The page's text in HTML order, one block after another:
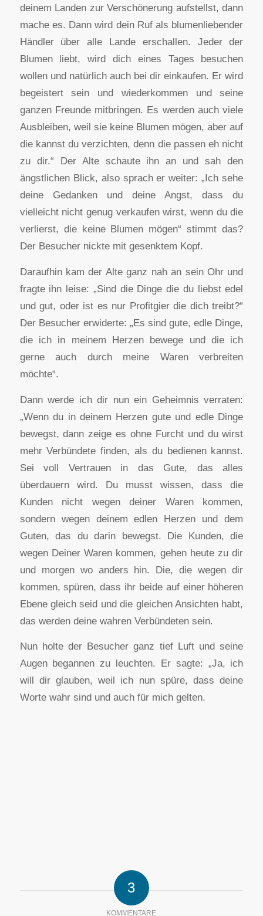
deinem Landen zur Verschönerung aufstellst, dann
mache es. Dann wird dein Ruf als blumenliebender
Händler über alle Lande erschallen. Jeder der
Blumen liebt, wird dich eines Tages besuchen
wollen und natürlich auch bei dir einkaufen. Er wird
begeistert sein und wiederkommen und seine
ganzen Freunde mitbringen. Es werden auch viele
Ausbleiben, weil sie keine Blumen mögen, aber auf
die kannst du verzichten, denn die passen eh nicht
zu dir.“ Der Alte schaute ihn an und sah den
ängstlichen Blick, also sprach er weiter: „Ich sehe
deine Gedanken und deine Angst, dass du
vielleicht nicht genug verkaufen wirst, wenn du die
verlierst, die keine Blumen mögen“ stimmt das?
Der Besucher nickte mit gesenktem Kopf.
Daraufhin kam der Alte ganz nah an sein Ohr und
fragte ihn leise: „Sind die Dinge die du liebst edel
und gut, oder ist es nur Profitgier die dich treibt?“
Der Besucher erwiderte: „Es sind gute, edle Dinge,
die ich in meinem Herzen bewege und die ich
gerne auch durch meine Waren verbreiten
möchte“.
Dann werde ich dir nun ein Geheimnis verraten:
„Wenn du in deinem Herzen gute und edle Dinge
bewegst, dann zeige es ohne Furcht und du wirst
mehr Verbündete finden, als du bedienen kannst.
Sei voll Vertrauen in das Gute, das alles
überdauern wird. Du musst wissen, dass die
Kunden nicht wegen deiner Waren kommen,
sondern wegen deinem edlen Herzen und dem
Guten, das du darin bewegst. Die Kunden, die
wegen Deiner Waren kommen, gehen heute zu dir
und morgen wo anders hin. Die, die wegen dir
kommen, spüren, dass ihr beide auf einer höheren
Ebene gleich seid und die gleichen Ansichten habt,
das werden deine wahren Verbündeten sein.
Nun holte der Besucher ganz tief Luft und seine
Augen begannen zu leuchten. Er sagte: „Ja, ich
will dir glauben, weil ich nun spüre, dass deine
Worte wahr sind und auch für mich gelten.
3
KOMMENTARE